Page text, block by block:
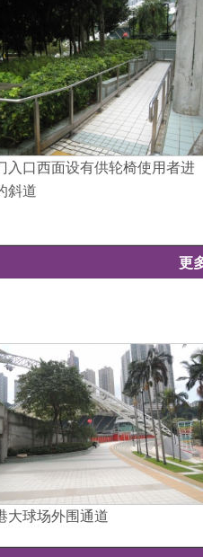
入口西面设有供轮椅使用者进
斜道
更
大球场外围通道